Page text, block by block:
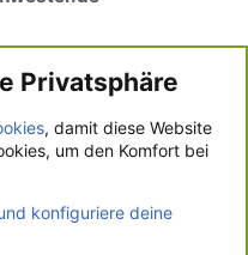
Privatsphäre
, damit diese Website
um den Komfort bei
konfiguriere deine